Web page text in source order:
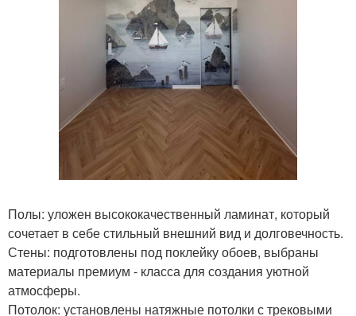
Полы: уложен высококачественный ламинат, который
сочетает в себе стильный внешний вид и долговечность.
Стены: подготовлены под поклейку обоев, выбраны
материалы премиум - класса для создания уютной
атмосферы.
Потолок: установлены натяжные потолки с трековыми